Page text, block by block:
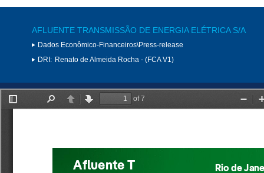
AFLUENTE TRANSMISSÃO DE ENERGIA ELÉTRICA S/A
Dados Econômico-Financeiros\Press-release
DRI: Renato de Almeida Rocha - (FCA V1)